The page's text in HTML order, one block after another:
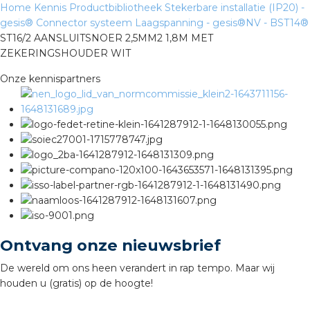
Home Kennis Productbibliotheek Stekerbare installatie (IP20) -
gesis® Connector systeem Laagspanning - gesis®NV - BST14®
ST16/2 AANSLUITSNOER 2,5MM2 1,8M MET
ZEKERINGSHOUDER WIT
Onze kennispartners
Ontvang onze nieuwsbrief
De wereld om ons heen verandert in rap tempo. Maar wij
houden u (gratis) op de hoogte!
groothandels